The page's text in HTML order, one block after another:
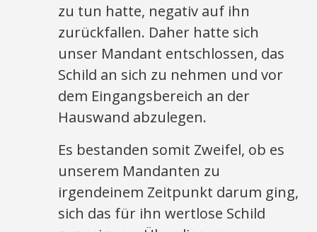
zu tun hatte, negativ auf ihn
zurückfallen. Daher hatte sich
unser Mandant entschlossen, das
Schild an sich zu nehmen und vor
dem Eingangsbereich an der
Hauswand abzulegen.
Es bestanden somit Zweifel, ob es
unserem Mandanten zu
irgendeinem Zeitpunkt darum ging,
sich das für ihn wertlose Schild